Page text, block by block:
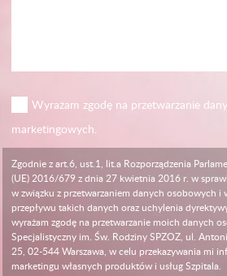
Wyrażam zgodę na przetwarzanie
marketingowych.
Zgodnie z art.6, ust.1, lit.a Rozporządzenia
(UE) 2016/679 z dnia 27 kwietnia 2016 r. w
w związku z przetwarzaniem danych osobowych i
przepływu takich danych oraz uchylenia
wyrażam zgodę na przetwarzanie moich danych
Specjalistyczny im. Św. Rodziny SPZOZ, ul.
25, 02-544 Warszawa, w celu przekazywania mi
marketingu własnych produktów i usług Szpitala.